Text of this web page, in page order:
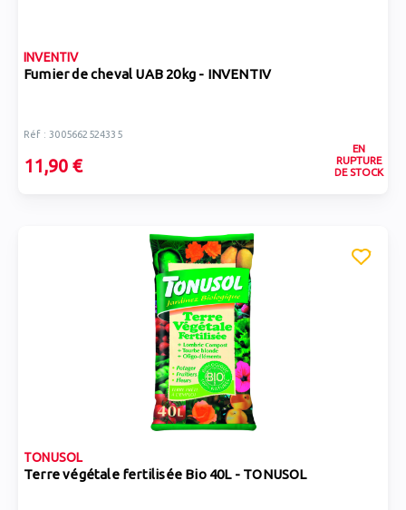
INVENTIV
Fumier de cheval UAB 20kg - INVENTIV
Réf : 3005662524335
11,90 €
EN
RUPTURE
DE STOCK
TONUSOL
Terre végétale fertilisée Bio 40L - TONUSOL